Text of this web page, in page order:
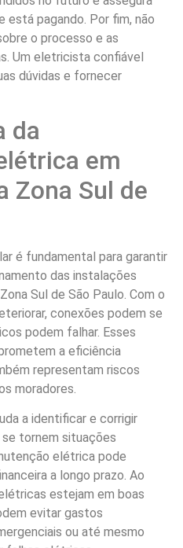
pagando. Por fim, não
o processo e as
Um eletricista confiável
dúvidas e fornecer
da
em
Zona Sul de
é fundamental para garantir
das instalações
Sul de São Paulo. Com o
conexões podem se
podem falhar. Esses
a eficiência
representam riscos
moradores.
a identificar e corrigir
tornem situações
elétrica pode
a longo prazo. Ao
estejam em boas
evitar gastos
ou até mesmo